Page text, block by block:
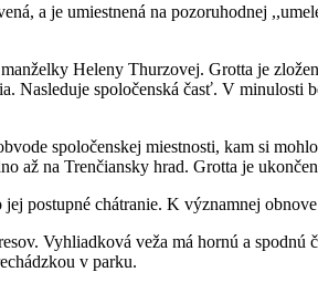
a je umiestnená na pozoruhodnej
Heleny Thurzovej. Grotta je
spoločenská časť. V minulosti
spoločenskej miestnosti, kam si
až na Trenčiansky hrad. Grotta je
postupné chátranie. K významnej
Vyhliadková veža má hornú a
v parku.